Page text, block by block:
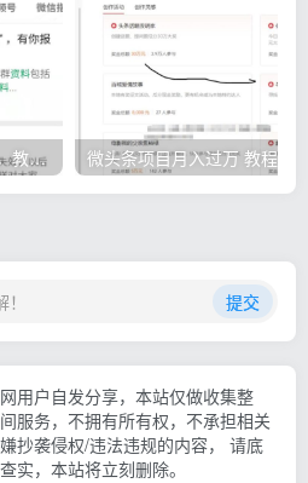
小红书虚拟考公资料项目，教资项目轻松月入过万的核心玩法
提交
用户自发分享，本站仅做收集整
服务，不拥有所有权，不承担相关
抄袭侵权/违法违规的内容， 请底
实，本站将立刻删除。